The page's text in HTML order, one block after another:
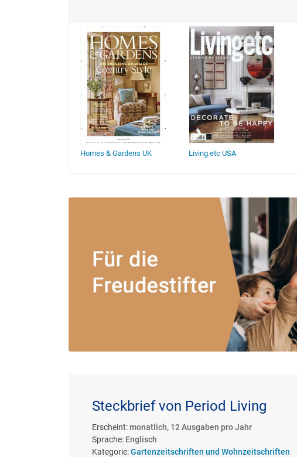
Homes & Gardens UK Living etc USA
Steckbrief von Period Living
Erscheint: monatlich, 12 Ausgaben pro Jahr
Sprache: Englisch
Kategorie:Gartenzeitschriften und Wohnzeitschriften